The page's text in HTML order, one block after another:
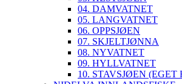
04. DAMVATNET
05. LANGVATNET
06. OPPSJØEN
07. SKJELTJØNNA
08. NYVATNET
09. HYLLVATNET
10. STAVSJØEN (EGET